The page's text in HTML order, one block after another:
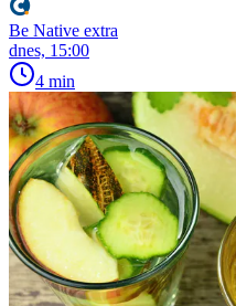
Be Native extra
dnes, 15:00
4 min